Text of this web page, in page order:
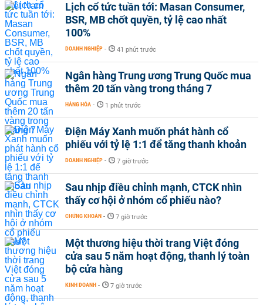
Lịch cổ tức tuần tới: Masan Consumer,
BSR, MB chốt quyền, tỷ lệ cao nhất
100%
DOANH NGHIỆP - 41 phút trước
Ngân hàng Trung ương Trung Quốc mua
thêm 20 tấn vàng trong tháng 7
HÀNG HÓA - 1 phút trước
Điện Máy Xanh muốn phát hành cổ
phiếu với tỷ lệ 1:1 để tăng thanh khoản
DOANH NGHIỆP - 7 giờ trước
Sau nhịp điều chỉnh mạnh, CTCK nhìn
thấy cơ hội ở nhóm cổ phiếu nào?
CHỨNG KHOÁN - 7 giờ trước
Một thương hiệu thời trang Việt đóng
cửa sau 5 năm hoạt động, thanh lý toàn
bộ cửa hàng
KINH DOANH - 7 giờ trước